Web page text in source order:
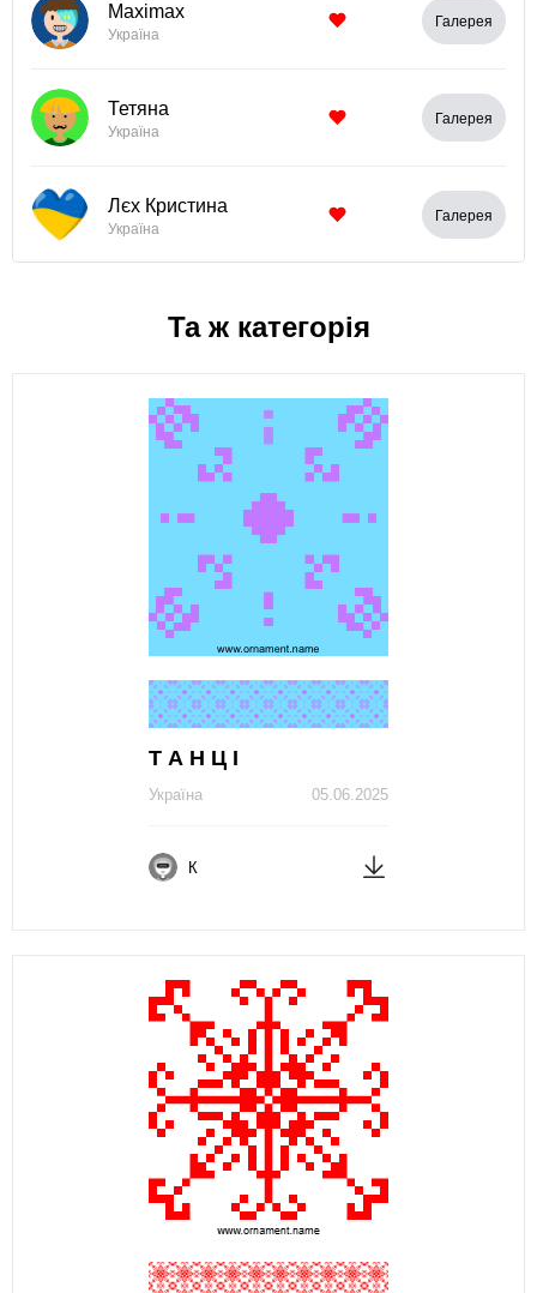
Maximax
Україна
Галерея
Тетяна
Україна
Галерея
Лєх Кристина
Україна
Галерея
Та ж категорія
Т А Н Ц І
05.06.2025
Україна
К